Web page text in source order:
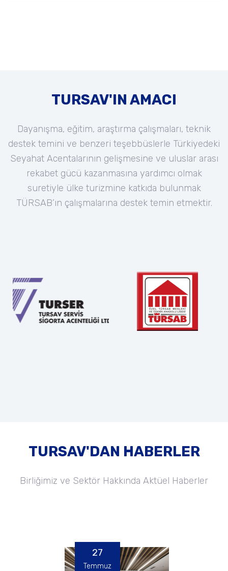
TURSAV'IN AMACI
Dayanışma, eğitim, araştırma çalışmaları, teknik
destek temini ve benzeri teşebbüslerle Türkiyedeki
Seyahat Acentalarının gelişmesine ve uluslar arası
rekabet gücü kazanmasına yardımcı olmak
suretiyle ülke turizmine katkıda bulunmak
TÜRSAB’ın çalışmalarına destek temin etmektir.
TURSAV'DAN HABERLER
Birliğimiz ve Sektör Hakkında Aktüel Haberler
27
Temmuz